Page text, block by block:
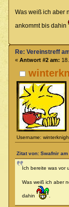
Was weiß ich aber
ankommt bis dahin
Username:
Re: Vereinstreff
« Antwort #2 am:
Zitat von: Swafnir
Ich bereite was vor
Was weiß ich aber
dahin